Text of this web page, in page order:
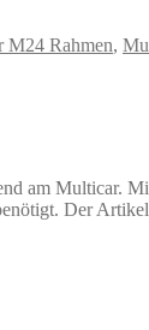
M24 Rahmen,
am Multicar.
Der